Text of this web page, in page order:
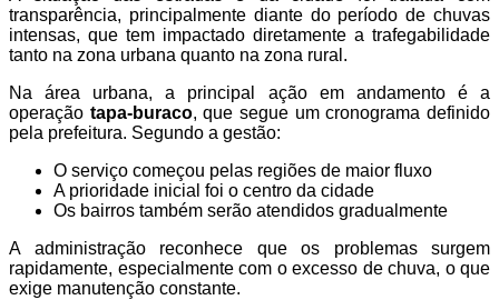
transparência, principalmente diante do período de chuvas
intensas, que tem impactado diretamente a trafegabilidade
tanto na zona urbana quanto na zona rural.
Na área urbana, a principal ação em andamento é a
operação tapa-buraco, que segue um cronograma definido
pela prefeitura. Segundo a gestão:
O serviço começou pelas regiões de maior fluxo
A prioridade inicial foi o centro da cidade
Os bairros também serão atendidos gradualmente
A administração reconhece que os problemas surgem
rapidamente, especialmente com o excesso de chuva, o que
exige manutenção constante.